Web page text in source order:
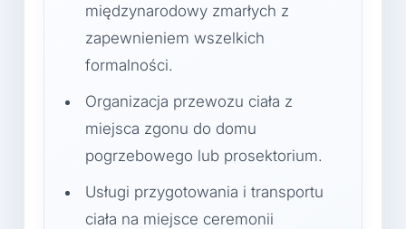
międzynarodowy zmarłych z
zapewnieniem wszelkich
formalności.
Organizacja przewozu ciała z
miejsca zgonu do domu
pogrzebowego lub prosektorium.
Usługi przygotowania i transportu
ciała na miejsce ceremonii